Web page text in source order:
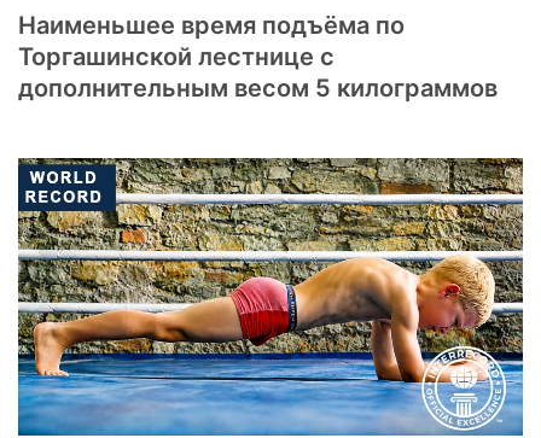
Наименьшее время подъёма по
Торгашинской лестнице с
дополнительным весом 5 килограммов